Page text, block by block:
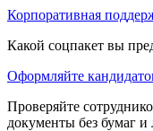
Корпоративная
Какой соцпакет вы
Оформляйте
Проверяйте
документы без бумаг